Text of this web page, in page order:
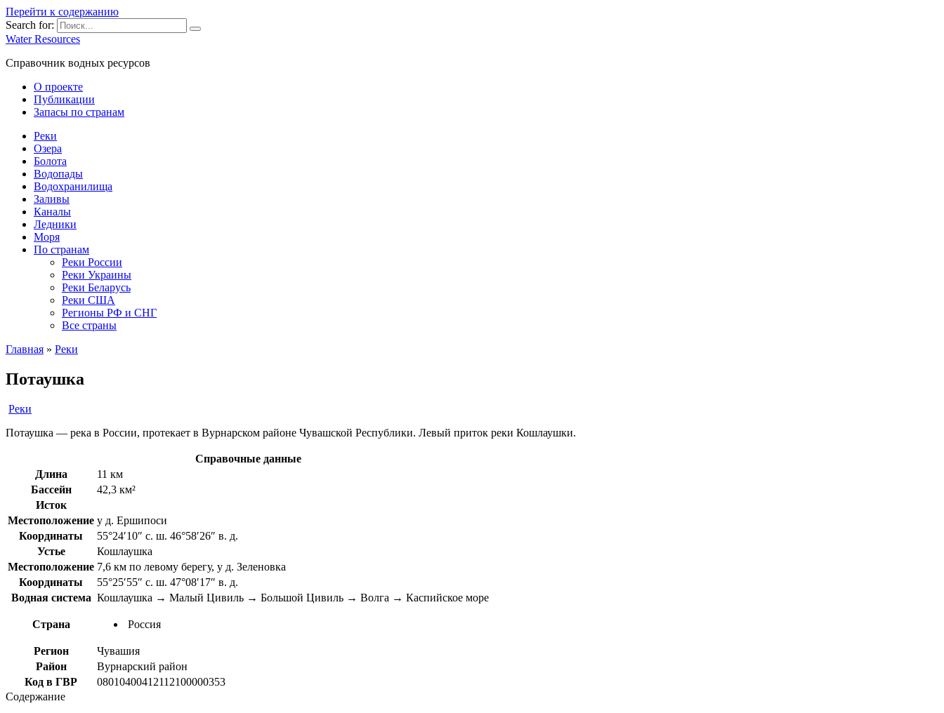
Перейти к содержанию
Search for:
Water Resources
Справочник водных ресурсов
О проекте
Публикации
Запасы по странам
Реки
Озера
Болота
Водопады
Водохранилища
Заливы
Каналы
Ледники
Моря
По странам
Реки России
Реки Украины
Реки Беларусь
Реки США
Регионы РФ и СНГ
Все страны
Главная » Реки
Потаушка
Реки
Потаушка — река в России, протекает в Вурнарском районе Чувашской Республики. Левый приток реки Кошлаушки.
Справочные данные
Длина
11 км
Бассейн
42,3 км²
Исток
Местоположение у д. Ершипоси
Координаты
55°24′10″ с. ш. 46°58′26″ в. д.
Устье
Кошлаушка
Местоположение 7,6 км по левому берегу, у д. Зеленовка
Координаты
55°25′55″ с. ш. 47°08′17″ в. д.
Водная система Кошлаушка → Малый Цивиль → Большой Цивиль → Волга → Каспийское море
Страна Россия
Регион
Чувашия
Район
Вурнарский район
Код в ГВР
08010400412112100000353
Содержание